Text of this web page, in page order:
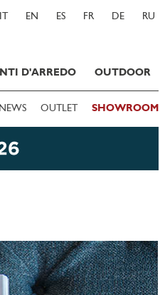
IT EN ES FR DE RU
D'ARREDO OUTDOOR
NEWS OUTLET SHOWROOM